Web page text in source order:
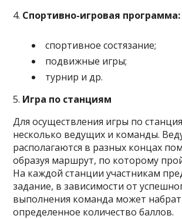
4. Спортивно-игровая программа:
спортивное состязание;
подвижные игры;
турнир и др.
5. Игра по станциям
Для осуществления игры по
несколько ведущих и команды.
располагаются в разных концах
образуя маршрут, по которому
На каждой станции участникам
задание, в зависимости от
выполнения команда может
определенное количество баллов.